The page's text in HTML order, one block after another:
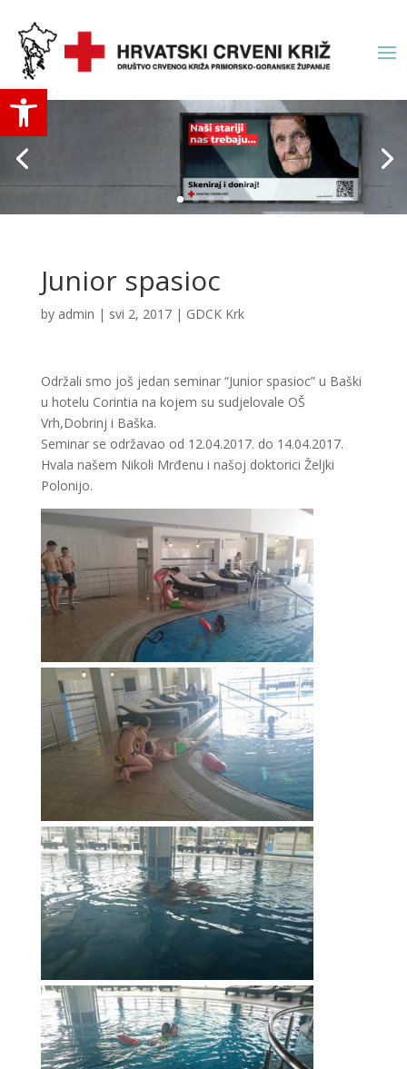
Open toolbar
Junior spasioc
by admin | svi 2, 2017| GDCK Krk
Održali smo još jedan seminar “Junior spasioc” u Baški
u hotelu Corintia na kojem su sudjelovale OŠ
Vrh,Dobrinj i Baška.
Seminar se održavao od 12.04.2017. do 14.04.2017.
Hvala našem Nikoli Mrđenu i našoj doktorici Željki
Polonijo.